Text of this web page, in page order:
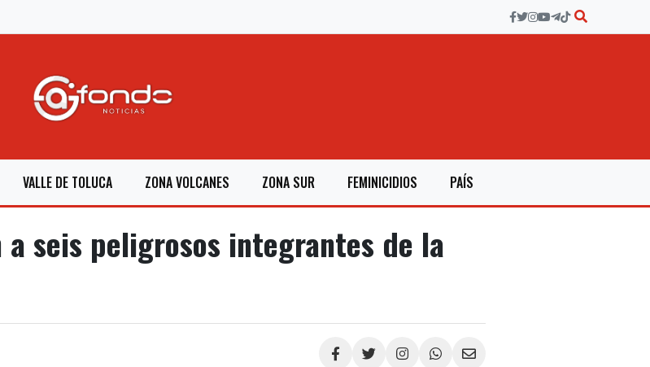
VALLE DE TOLUCA ZONA VOLCANES ZONA SUR FEMINICIDIOS PAÍS
a seis peligrosos integrantes de la
Compartir